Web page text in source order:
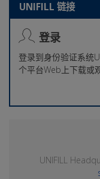
UNIFILL 链接
登录
登录到身份验证系统
个平台Web上下载或
UNIFILL